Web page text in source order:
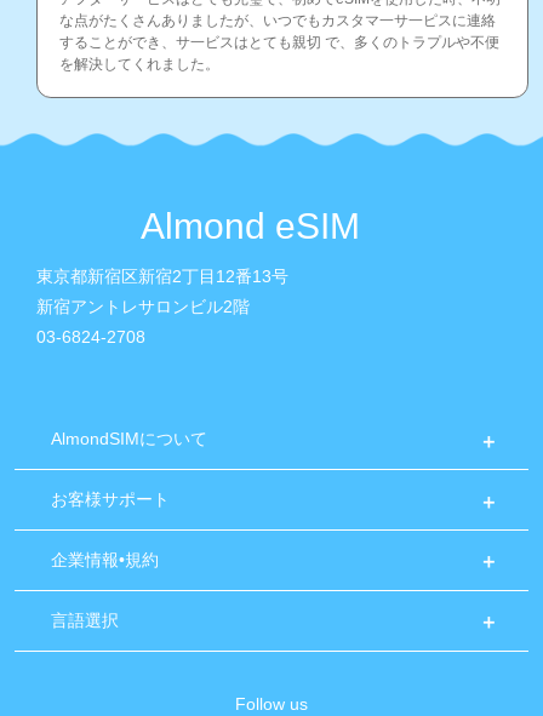
な点がたくさんありましたが、いつでもカスタマ一サ一ピスに連絡
することができ、サ一ビスはとても親切 で、多くのトラプルや不便
を解決してくれました。
Almond eSIM
東京都新宿区新宿2丁目12番13号
新宿アントレサロンビル2階
03-6824-2708
AlmondSIMについて
お客様サポート
企業情報•規約
言語選択
Follow us